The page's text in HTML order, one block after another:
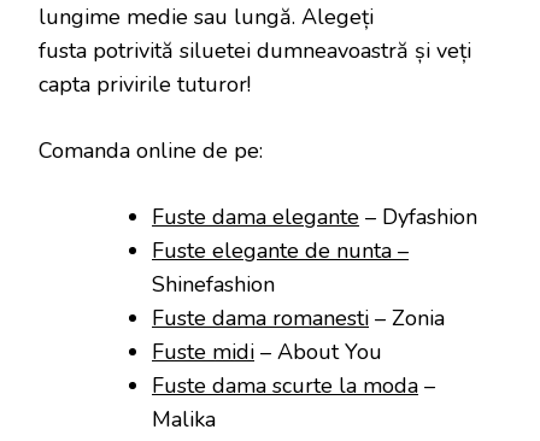
lungime medie sau lungă. Alegeți
fusta potrivită siluetei dumneavoastră și veți
capta privirile tuturor!
Comanda online de pe:
Fuste dama elegante – Dyfashion
Fuste elegante de nunta –
Shinefashion
Fuste dama romanesti – Zonia
Fuste midi – About You
Fuste dama scurte la moda –
Malika